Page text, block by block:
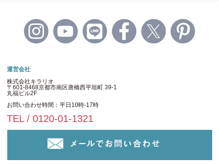
運営会社
株式会社キラリオ
〒601-8468京都市南区唐橋西平垣町 39-1
丸福ビル2F
お問い合わせ時間：平日10時-17時
TEL / 0120-01-1321